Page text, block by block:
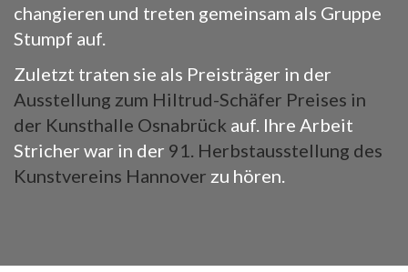
changieren und treten gemeinsam als Gruppe
Stumpf auf.
Zuletzt traten sie als Preisträger in der
Ausstellung zum Hiltrud-Schäfer Preises in
der Kunsthalle Osnabrück auf. Ihre Arbeit
Stricher war in der 91. Herbstausstellung des
Kunstvereins Hannover zu hören.